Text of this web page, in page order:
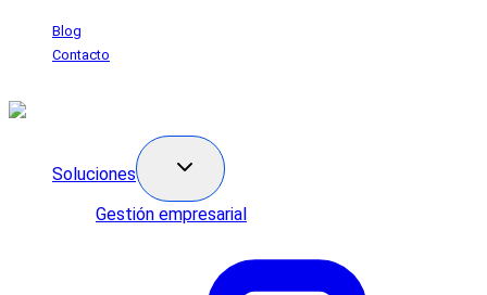
SaltarBlog
Contacto
Soluciones
Gestión empresarial